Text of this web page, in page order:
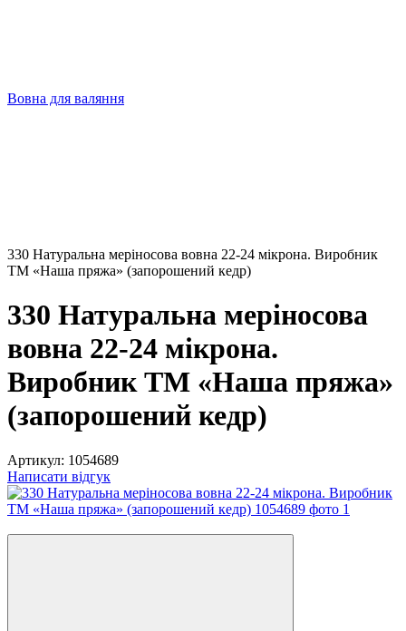
Вовна для валяння
330 Натуральна меріносова вовна 22-24 мікрона. Виробник
ТМ «Наша пряжа» (запорошений кедр)
330 Натуральна меріносова
вовна 22-24 мікрона.
Виробник ТМ «Наша пряжа»
(запорошений кедр)
Артикул: 1054689
Написати відгук